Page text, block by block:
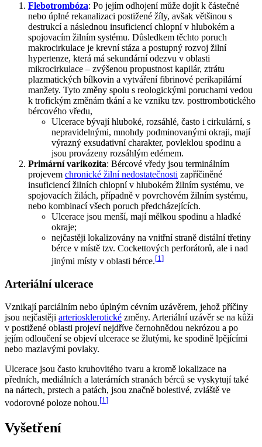
Flebotrombóza: Po jejím odhojení může dojít k částečné
nebo úplné rekanalizaci postižené žíly, avšak většinou s
destrukcí a následnou insuficiencí chlopní v hlubokém a
spojovacím žilním systému. Důsledkem těchto poruch
makrocirkulace je krevní stáza a postupný rozvoj žilní
hypertenze, která má sekundární odezvu v oblasti
mikrocirkulace – zvýšenou propustnost kapilár, ztrátu
plazmatických bílkovin a vytváření fibrinové perikapilární
manžety. Tyto změny spolu s reologickými poruchami vedou
k trofickým změnám tkání a ke vzniku tzv. posttrombotického
bércového vředu,
Ulcerace bývají hluboké, rozsáhlé, často i cirkulární, s
nepravidelnými, mnohdy podminovanými okraji, mají
výrazný exsudativní charakter, povleklou spodinu a
jsou provázeny rozsáhlým edémem.
Primární varikozita: Bércové vředy jsou terminálním
projevem chronické žilní nedostatečnosti zapříčiněné
insuficiencí žilních chlopní v hlubokém žilním systému, ve
spojovacích žilách, případně v povrchovém žilním systému,
nebo kombinací všech poruch předcházejících.
Ulcerace jsou menší, mají mělkou spodinu a hladké
okraje;
nejčastěji lokalizovány na vnitřní straně distální třetiny
bérce v místě tzv. Cockettových perforátorů, ale i nad
jinými místy v oblasti bérce.[1]
Arteriální ulcerace
Vznikají parciálním nebo úplným cévním uzávěrem, jehož příčiny
jsou nejčastěji arteriosklerotické změny. Arteriální uzávěr se na kůži
v postižené oblasti projeví nejdříve černohnědou nekrózou a po
jejím odloučení se objeví ulcerace se žlutými, ke spodině lpějícími
nebo mazlavými povlaky.
Ulcerace jsou často kruhovitého tvaru a kromě lokalizace na
předních, mediálních a laterárních stranách bérců se vyskytují také
na nártech, prstech a patách, jsou značně bolestivé, zvláště ve
vodorovné poloze nohou.[1]
Vyšetření